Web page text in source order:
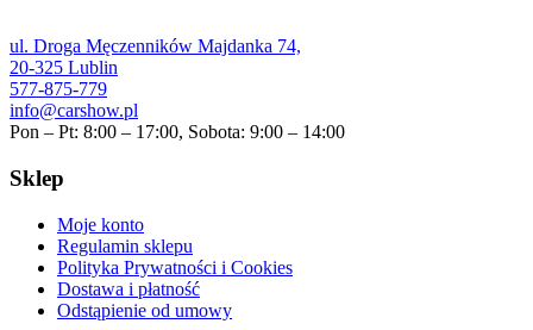
ul. Droga Męczenników Majdanka 74,
20-325 Lublin
577-875-779
info@carshow.pl
Pon – Pt: 8:00 – 17:00, Sobota: 9:00 – 14:00
Sklep
Moje konto
Regulamin sklepu
Polityka Prywatności i Cookies
Dostawa i płatność
Odstąpienie od umowy